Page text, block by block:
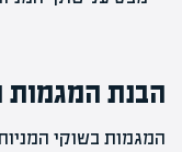
הבנת המגמות
המגמות בשוקי